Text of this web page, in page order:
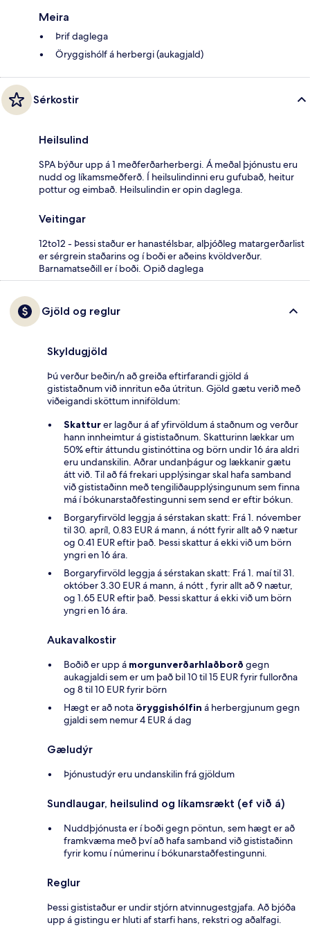
Meira
Þrif daglega
Öryggishólf á herbergi (aukagjald)
Sérkostir
Heilsulind
SPA býður upp á 1 meðferðarherbergi. Á meðal þjónustu eru
nudd og líkamsmeðferð. Í heilsulindinni eru gufubað, heitur
pottur og eimbað. Heilsulindin er opin daglega.
Veitingar
12to12 - Þessi staður er hanastélsbar, alþjóðleg matargerðarlist
er sérgrein staðarins og í boði er aðeins kvöldverður.
Barnamatseðill er í boði. Opið daglega
Gjöld og reglur
Skyldugjöld
Þú verður beðin/n að greiða eftirfarandi gjöld á
gististaðnum við innritun eða útritun. Gjöld gætu verið með
viðeigandi sköttum inniföldum:
Skatturer lagður á af yfirvöldum á staðnum og verður
hann innheimtur á gististaðnum. Skatturinn lækkar um
50% eftir áttundu gistinóttina og börn undir 16 ára aldri
eru undanskilin. Aðrar undanþágur og lækkanir gætu
átt við. Til að fá frekari upplýsingar skal hafa samband
við gististaðinn með tengiliðaupplýsingunum sem finna
má í bókunarstaðfestingunni sem send er eftir bókun.
Borgaryfirvöld leggja á sérstakan skatt: Frá 1. nóvember
til 30. apríl, 0.83 EUR á mann, á nótt fyrir allt að 9 nætur
og 0.41 EUR eftir það. Þessi skattur á ekki við um börn
yngri en 16 ára.
Borgaryfirvöld leggja á sérstakan skatt: Frá 1. maí til 31.
október 3.30 EUR á mann, á nótt , fyrir allt að 9 nætur,
og 1.65 EUR eftir það. Þessi skattur á ekki við um börn
yngri en 16 ára.
Aukavalkostir
Boðið er upp á morgunverðarhlaðborð gegn
aukagjaldi sem er um það bil 10 til 15 EUR fyrir fullorðna
og 8 til 10 EUR fyrir börn
Hægt er að nota öryggishólfin á herbergjunum gegn
gjaldi sem nemur 4 EUR á dag
Gæludýr
Þjónustudýr eru undanskilin frá gjöldum
Sundlaugar, heilsulind og líkamsrækt (ef við á)
Nuddþjónusta er í boði gegn pöntun, sem hægt er að
framkvæma með því að hafa samband við gististaðinn
fyrir komu í númerinu í bókunarstaðfestingunni.
Reglur
Þessi gististaður er undir stjórn atvinnugestgjafa. Að bjóða
upp á gistingu er hluti af starfi hans, rekstri og aðalfagi.